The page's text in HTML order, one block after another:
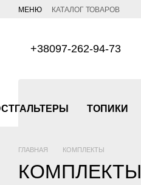
Перейти к основному контенту
МЕНЮ КАТАЛОГ ТОВАРОВ
+38097-262-94-73
ТОПИКИ
ГЛАВНАЯ КОМПЛЕКТЫ
КОМПЛЕКТЫ